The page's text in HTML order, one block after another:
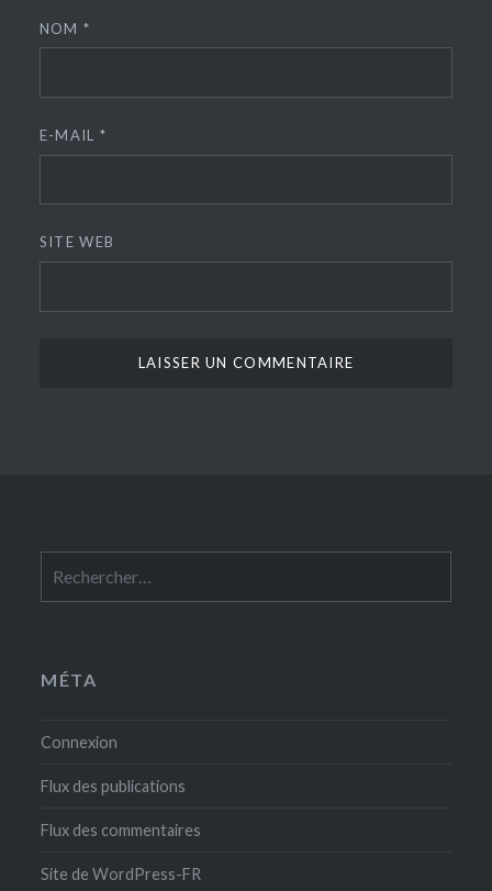
NOM*
E-MAIL *
SITE WEB
MÉTA
Connexion
Flux des publications
Flux des commentaires
Site de WordPress-FR